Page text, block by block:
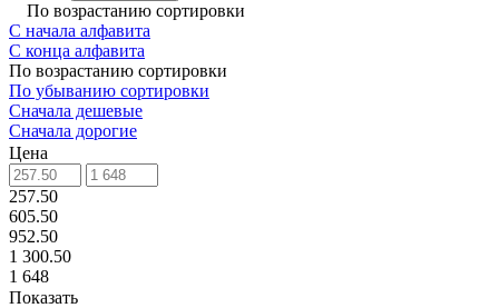
По возрастанию сортировки
С начала алфавита
С конца алфавита
По возрастанию сортировки
По убыванию сортировки
Сначала дешевые
Сначала дорогие
Цена
257.50
605.50
952.50
1 300.50
1 648
Показать